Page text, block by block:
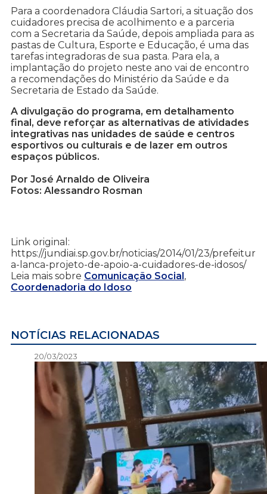
Para a coordenadora Cláudia Sartori, a situação dos
cuidadores precisa de acolhimento e a parceria
com a Secretaria da Saúde, depois ampliada para as
pastas de Cultura, Esporte e Educação, é uma das
tarefas integradoras de sua pasta. Para ela, a
implantação do projeto neste ano vai de encontro
a recomendações do Ministério da Saúde e da
Secretaria de Estado da Saúde.
A divulgação do programa, em detalhamento
final, deve reforçar as alternativas de atividades
integrativas nas unidades de saúde e centros
esportivos ou culturais e de lazer em outros
espaços públicos.
Por José Arnaldo de Oliveira
Fotos: Alessandro Rosman
Link original:
https://jundiai.sp.gov.br/noticias/2014/01/23/prefeitur
a-lanca-projeto-de-apoio-a-cuidadores-de-idosos/
Leia mais sobre Comunicação Social,
Coordenadoria do Idoso
NOTÍCIAS RELACIONADAS
20/03/2023